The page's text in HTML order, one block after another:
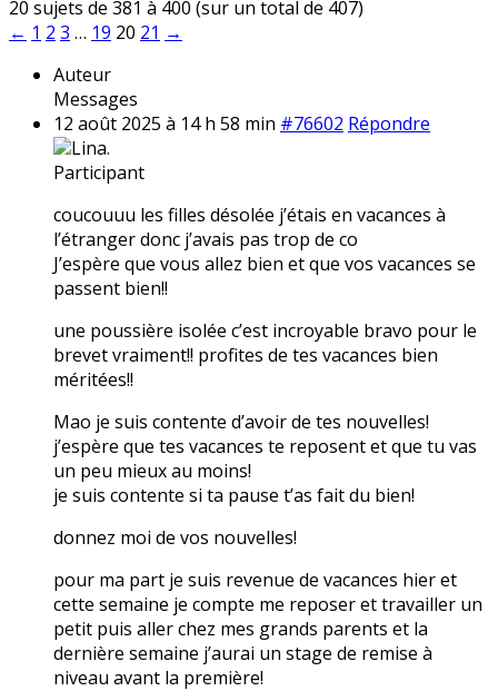
20 sujets de 381 à 400 (sur un total de 407)
← 1 2 3 … 19 20 21 →
Auteur
Messages
12 août 2025 à 14 h 58 min #76602 Répondre
Lina.
Participant
coucouuu les filles désolée j’étais en vacances à
l’étranger donc j’avais pas trop de co
J’espère que vous allez bien et que vos vacances se
passent bien!!
une poussière isolée c’est incroyable bravo pour le
brevet vraiment!! profites de tes vacances bien
méritées!!
Mao je suis contente d’avoir de tes nouvelles!
j’espère que tes vacances te reposent et que tu vas
un peu mieux au moins!
je suis contente si ta pause t’as fait du bien!
donnez moi de vos nouvelles!
pour ma part je suis revenue de vacances hier et
cette semaine je compte me reposer et travailler un
petit puis aller chez mes grands parents et la
dernière semaine j’aurai un stage de remise à
niveau avant la première!